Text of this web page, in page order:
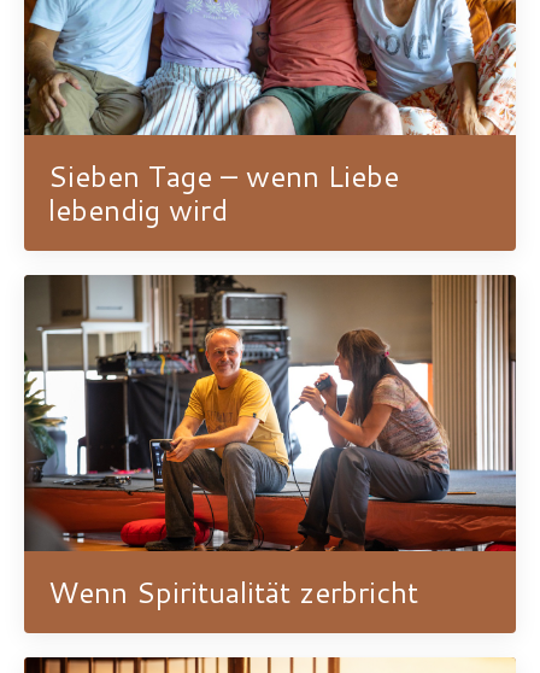
Sieben Tage – wenn Liebe
lebendig wird
Wenn Spiritualität zerbricht